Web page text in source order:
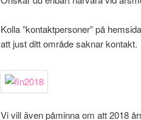
Kolla ”kontaktpersoner” på
att just ditt område saknar kontakt.
Vi vill även påminna om att 2018